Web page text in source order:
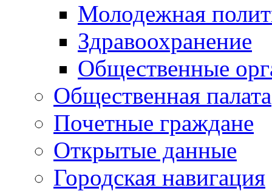
Молодежная
Здравоохранение
Общественные
Общественная палата
Почетные граждане
Открытые данные
Городская навигация